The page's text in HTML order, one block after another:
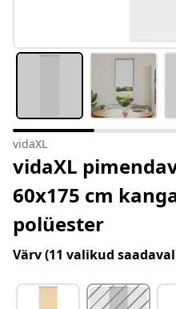
vidaXL
vidaXL
60x175 cm
polüester
Värv(11 valikud